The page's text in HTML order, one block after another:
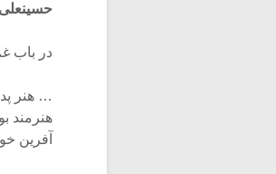
حسینعلی
در باب
… هنر
هنرمند
آفرین